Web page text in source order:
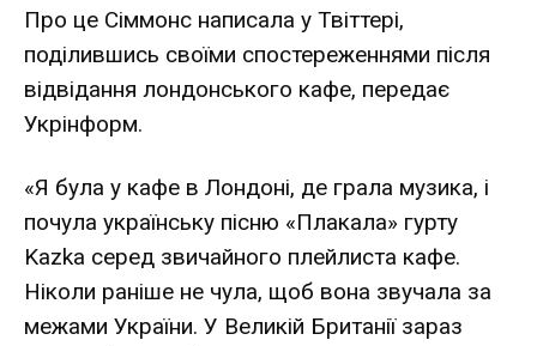
Про це Сіммонс написала у Твіттері,
поділившись своїми спостереженнями після
відвідання лондонського кафе, передає
Укрінформ.
«Я була у кафе в Лондоні, де грала музика, і
почула українську пісню «Плакала» гурту
Kazka серед звичайного плейлиста кафе.
Ніколи раніше не чула, щоб вона звучала за
межами України. У Великій Британії зараз